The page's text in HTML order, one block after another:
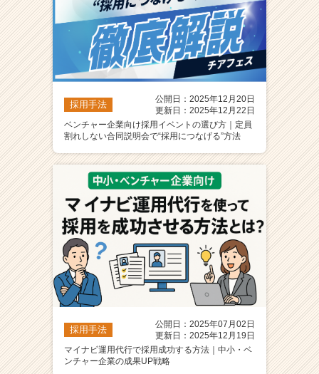
採用手法
公開日：2025年12月20日
更新日：2025年12月22日
ベンチャー企業向け採用イベントの選び方｜定員
割れしない合同説明会で“採用につなげる”方法
採用手法
公開日：2025年07月02日
更新日：2025年12月19日
マイナビ運用代行で採用成功する方法｜中小・ベ
ンチャー企業の成果UP戦略